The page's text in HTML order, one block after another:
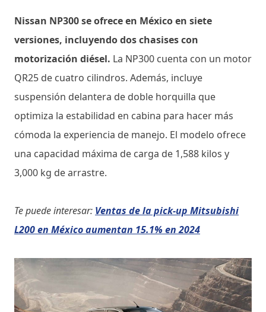
Nissan NP300 se ofrece en México en siete
versiones, incluyendo dos chasises con
motorización diésel. La NP300 cuenta con un motor
QR25 de cuatro cilindros. Además, incluye
suspensión delantera de doble horquilla que
optimiza la estabilidad en cabina para hacer más
cómoda la experiencia de manejo. El modelo ofrece
una capacidad máxima de carga de 1,588 kilos y
3,000 kg de arrastre.
Te puede interesar: Ventas de la pick-up Mitsubishi
L200 en México aumentan 15.1% en 2024